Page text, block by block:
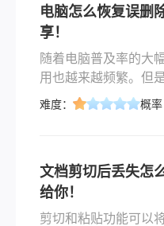
电脑怎么恢复误删
享！
随着电脑普及率的大
用也越来越频繁。但
有发生。误删除的文
情。本文将为您介绍
的方法，帮助您高效
难度： 概率
文档剪切后丢失怎
给你！
剪切和粘贴功能可以